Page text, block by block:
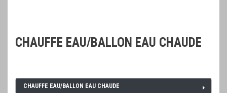
CHAUFFE EAU/BALLON EAU CHAUDE
CHAUFFE EAU/BALLON EAU CHAUDE